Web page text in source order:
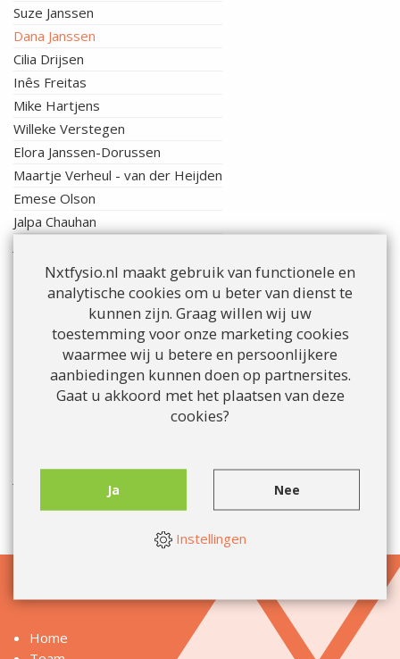
Nxtfysio.nl maakt gebruik van functionele en
analytische cookies om u beter van dienst te
kunnen zijn. Graag willen wij uw
toestemming voor onze marketing cookies
waarmee wij u betere en persoonlijkere
aanbiedingen kunnen doen op partnersites.
Gaat u akkoord met het plaatsen van deze
cookies?
Ja Nee
Instellingen
Suze Janssen
Dana Janssen
Cilia Drijsen
Inês Freitas
Mike Hartjens
Willeke Verstegen
Elora Janssen-Dorussen
Maartje Verheul - van der Heijden
Emese Olson
Jalpa Chauhan
Marlijn van Houts
Nina Eijmberts
Nena Willems
Nancy Visschers
Diana van Beek
Laura Haazen
Home